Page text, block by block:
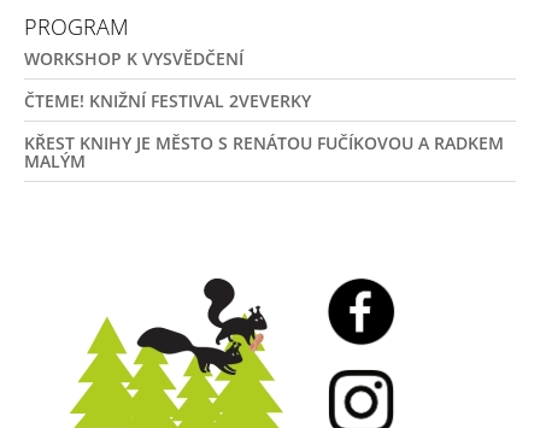
PROGRAM
WORKSHOP K VYSVĚDČENÍ
ČTEME! KNIŽNÍ FESTIVAL 2VEVERKY
KŘEST KNIHY JE MĚSTO S RENÁTOU FUČÍKOVOU A RADKEM
MALÝM